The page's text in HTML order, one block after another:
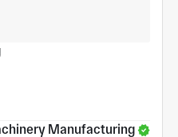
Manufacturing